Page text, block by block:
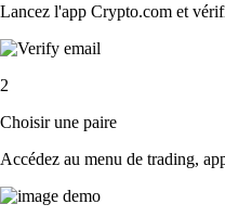
Lancez l'app Crypto.com et
2
Choisir une paire
Accédez au menu de trading,